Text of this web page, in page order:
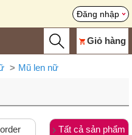
Đăng nhập
Giỏ hàng
Mũ len nữ
Tất cả sản phẩm